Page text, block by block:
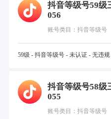
抖音等级号59级
056
账号类目：抖音等级号
59级 - 抖音等级号 - 未认证 - 无违规
抖音等级号58级
055
账号类目：抖音等级号